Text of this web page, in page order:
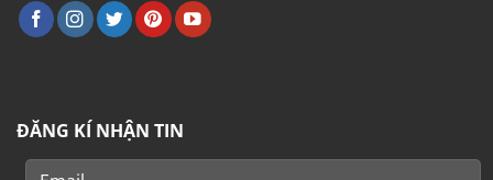
ĐĂNG KÍ NHẬN TIN